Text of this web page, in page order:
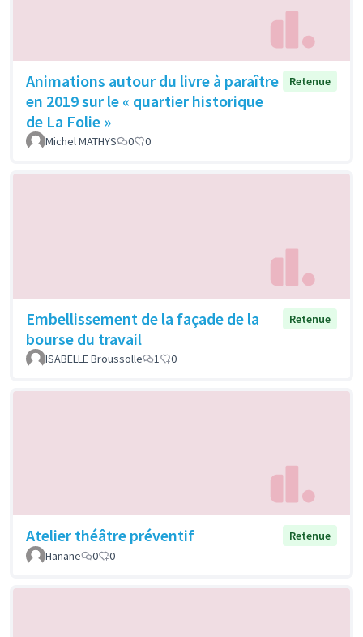
Animations autour du livre à paraître
en 2019 sur le « quartier historique
de La Folie »
Retenue
Michel MATHYS 0 0
Embellissement de la façade de la
bourse du travail
Retenue
ISABELLE Broussolle 1 0
Atelier théâtre préventif
Retenue
Hanane
0 0